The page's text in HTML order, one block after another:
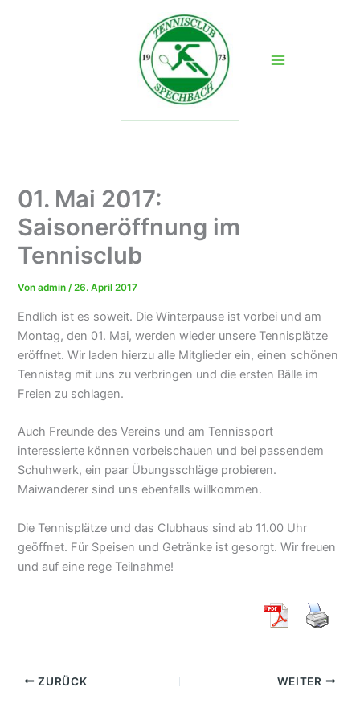
01. Mai 2017:
Saisoneröffnung im
Tennisclub
Vonadmin/26. April 2017
Endlich ist es soweit. Die Winterpause ist vorbei und am
Montag, den 01. Mai, werden wieder unsere Tennisplätze
eröffnet. Wir laden hierzu alle Mitglieder ein, einen schönen
Tennistag mit uns zu verbringen und die ersten Bälle im
Freien zu schlagen.
Auch Freunde des Vereins und am Tennissport
interessierte können vorbeischauen und bei passendem
Schuhwerk, ein paar Übungsschläge probieren.
Maiwanderer sind uns ebenfalls willkommen.
Die Tennisplätze und das Clubhaus sind ab 11.00 Uhr
geöffnet. Für Speisen und Getränke ist gesorgt. Wir freuen
und auf eine rege Teilnahme!
ZURÜCK WEITER